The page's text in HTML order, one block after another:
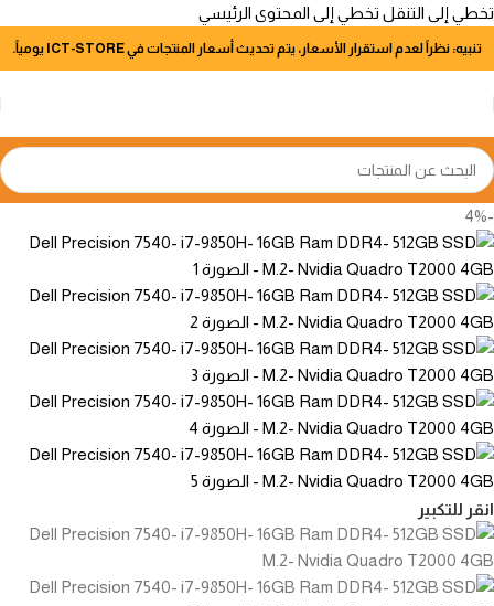
تخطي إلى التنقل تخطي إلى المحتوى الرئيسي
تنبيه: نظراً لعدم استقرار الأسعار، يتم تحديث أسعار المنتجات في ICT-STORE يومياً.
-4%
انقر للتكبير